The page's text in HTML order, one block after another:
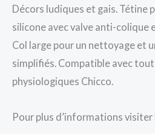
Décors ludiques et gais. Tétine
silicone avec valve anti-colique
Col large pour un nettoyage et
simplifiés. Compatible avec
physiologiques Chicco.
Pour plus d’informations